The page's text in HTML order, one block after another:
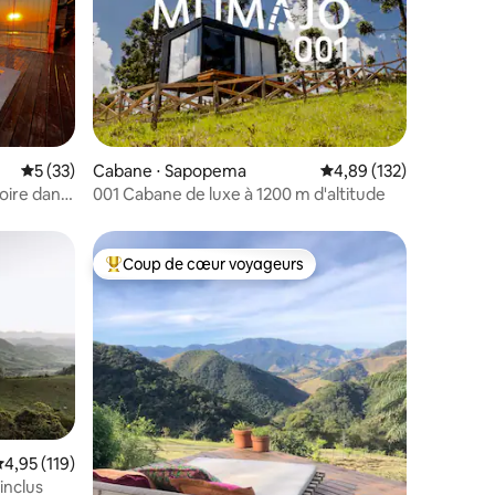
: 4,98 sur 5
Évaluation moyenne sur la base de 33 commentaires : 5 sur 5
5 (33)
dans
Cabane ⋅ Sapopema Évaluation moyenne
4,89 (132)
001 Cabane de luxe à 1200 m d'altitude
: 4,94 sur 5
appréciés
moyenne sur la base de 119 commentaires : 4,95 sur 5
4,95 (119)
Coups de cœur voyageurs les plus appréciés
Coup de cœur voyageurs